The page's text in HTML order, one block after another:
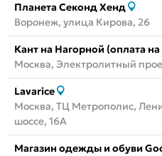
Планета Секонд Хенд
Воронеж, улица Кирова, 26
Кант на Нагорной (оплата на
Москва, Электролитный
Lavarice
Москва, ТЦ Метрополис,
шоссе, 16А
Магазин одежды и обуви